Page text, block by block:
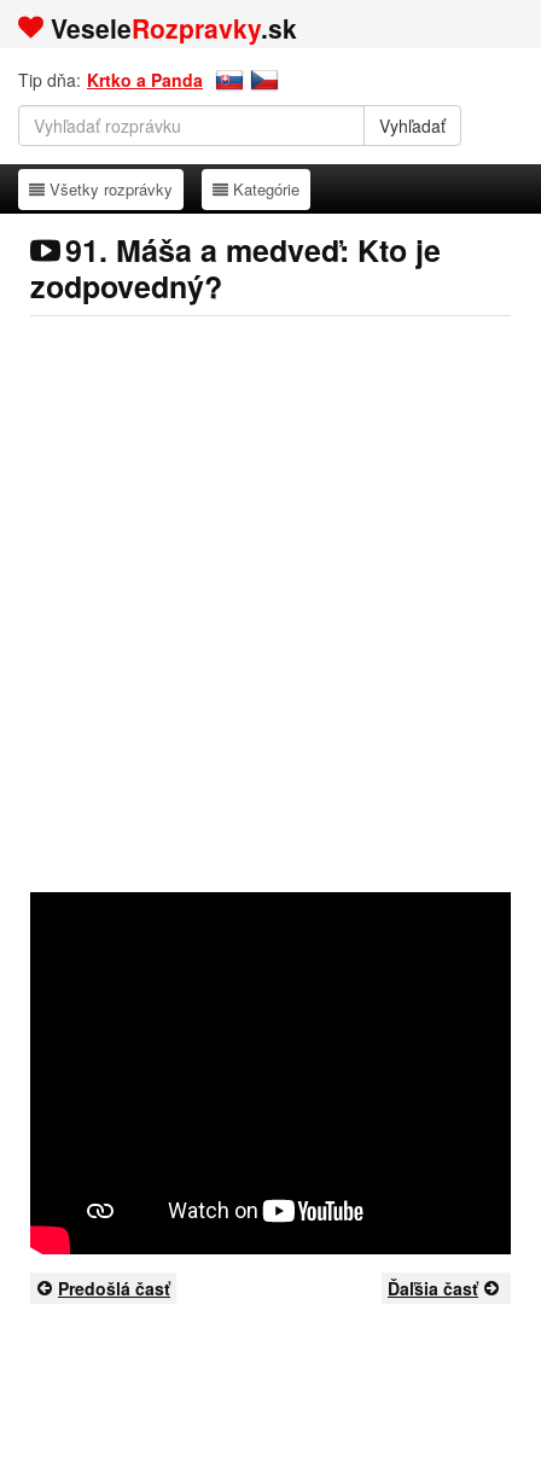
VeseleRozpravky.sk
Tip dňa: Krtko a Panda
Všetky rozprávky
Všetky rozprávky Kategórie
Kategórie
91. Máša a medveď: Kto je
zodpovedný?
Predošlá časť Ďaľšia časť